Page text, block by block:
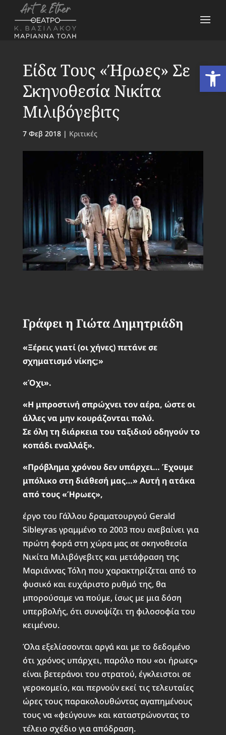
Είδα Τους «Ήρωες» Σε
Σκηνοθεσία Νικίτα
Μιλιβόγεβιτς
7 Φεβ 2018| Κριτικές
Γράφει η Γιώτα Δημητριάδη
«Ξέρεις γιατί (οι χήνες) πετάνε σε
σχηματισμό νίκης;»
«Όχι».
«Η μπροστινή σπρώχνει τον αέρα, ώστε οι
άλλες να μην κουράζονται πολύ.
Σε όλη τη διάρκεια του ταξιδιού οδηγούν το
κοπάδι εναλλάξ».
«Πρόβλημα χρόνου δεν υπάρχει… Έχουμε
μπόλικο στη διάθεσή μας…» Αυτή η ατάκα
από τους «Ήρωες»,
έργο του Γάλλου δραματουργού Gerald
Sibleyras γραμμένο το 2003 που ανεβαίνει για
πρώτη φορά στη χώρα μας σε σκηνοθεσία
Νικίτα Μιλιβόγεβιτς και μετάφραση της
Μαριάννας Τόλη που χαρακτηρίζεται από το
φυσικό και ευχάριστο ρυθμό της, θα
μπορούσαμε να πούμε, ίσως με μια δόση
υπερβολής, ότι συνοψίζει τη φιλοσοφία του
κειμένου.
Όλα εξελίσσονται αργά και με το δεδομένο
ότι χρόνος υπάρχει, παρόλο που «οι ήρωες»
είναι βετεράνοι του στρατού, έγκλειστοι σε
γεροκομείο, και περνούν εκεί τις τελευταίες
ώρες τους παρακολουθώντας αγαπημένους
τους να «φεύγουν» και καταστρώνοντας το
τέλειο σχέδιο για απόδραση.